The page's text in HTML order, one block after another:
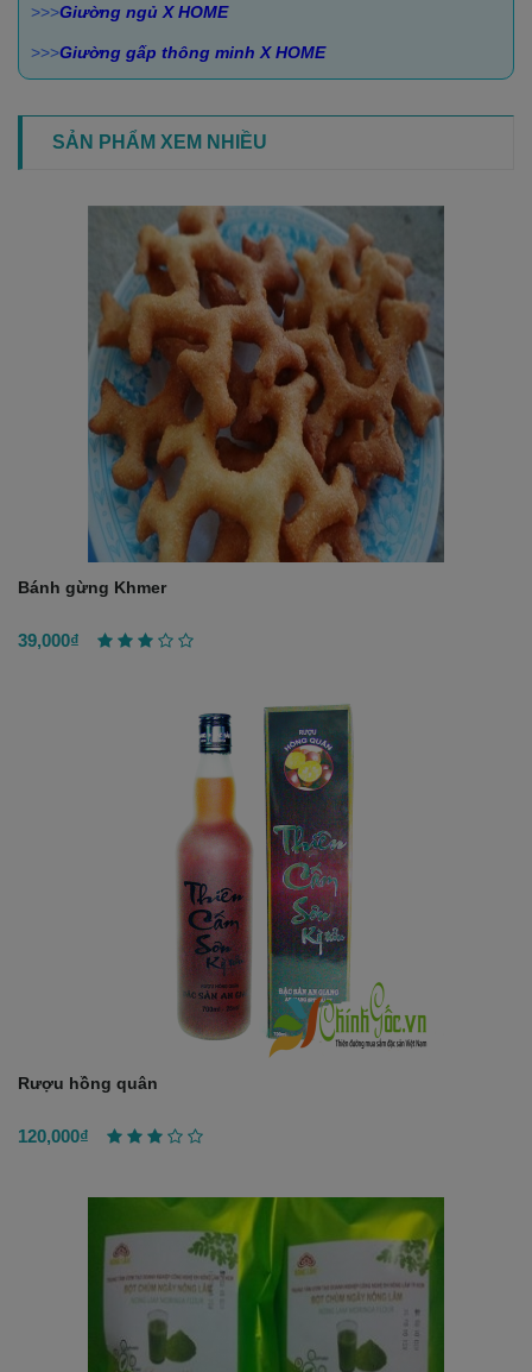
>>>Giường ngủ X HOME
>>>Giường gấp thông minh X HOME
SẢN PHẨM XEM NHIỀU
Bánh gừng Khmer
39,000₫
Rượu hồng quân
120,000₫